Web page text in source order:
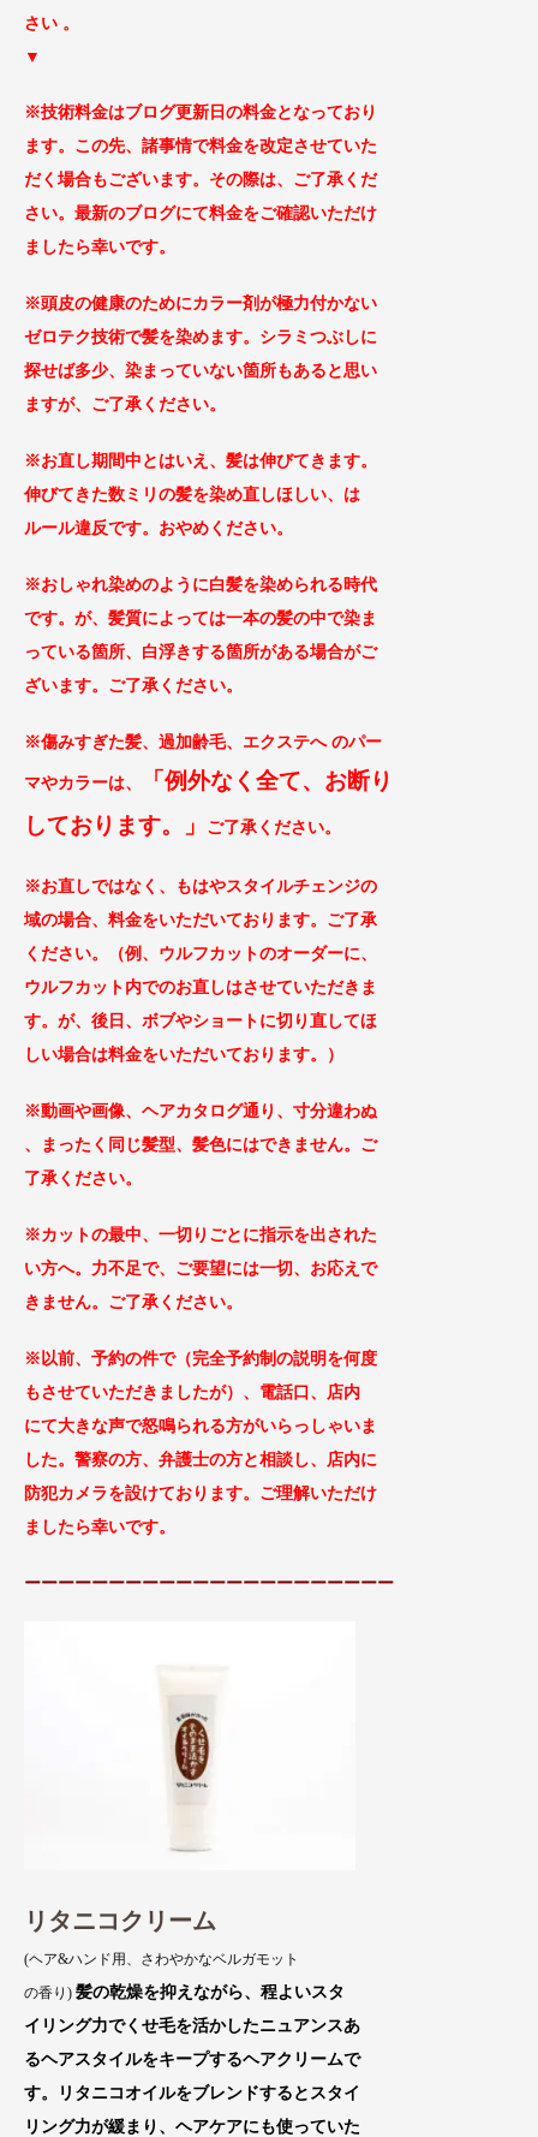
さい 。
▼
※技術料金はブログ更新日の料金となっており
ます。この先、諸事情で料金を改定させていた
だく場合もございます。その際は、ご了承くだ
さい。最新のブログにて料金をご確認いただけ
ましたら幸いです。
※頭皮の健康のためにカラー剤が極力付かない
ゼロテク技術で髪を染めます。シラミつぶしに
探せば多少、染まっていない箇所もあると思い
ますが、ご了承ください。
※お直し期間中とはいえ、髪は伸びてきます。
伸びてきた数ミリの髪を染め直しほしい、は
ルール違反です。おやめください。
※おしゃれ染めのように白髪を染められる時代
です。が、髪質によっては一本の髪の中で染ま
っている箇所、白浮きする箇所がある場合がご
ざいます。ご了承ください。
※傷みすぎた髪、過加齢毛、エクステへ のパー
マやカラーは、
「例外なく全て、お断り
しております。」 ご了承ください。
※お直しではなく、もはやスタイルチェンジの
域の場合、料金をいただいております。ご了承
ください。（例、ウルフカットのオーダーに、
ウルフカット内でのお直しはさせていただきま
す。が、後日、ボブやショートに切り直してほ
しい場合は料金をいただいております。）
※動画や画像、ヘアカタログ通り、寸分違わぬ
、まったく同じ髪型、髪色にはできません。ご
了承ください。
※カットの最中、一切りごとに指示を出された
い方へ。力不足で、ご要望には一切、お応えで
きません。ご了承ください。
※以前、予約の件で（完全予約制の説明を何度
もさせていただきましたが）、 電話口、店内
にて大きな声で怒鳴られる方がいらっしゃいま
した。警察の方、弁護士の方と相談し、
店内に
防犯カメラを設けております。ご理解いただけ
ましたら幸いです。
ーーーーーーーーーーーーーーーーーーーーーー
リタニコクリーム
(ヘア&ハンド用、さわやかなベルガモット
の香り) 髪の乾燥を抑えながら、程よいスタ
イリング力でくせ毛を活かしたニュアンスあ
るヘアスタイルをキープするヘアクリームで
す。リタニコオイルをブレンドするとスタイ
リング力が緩まり、ヘアケアにも使っていた